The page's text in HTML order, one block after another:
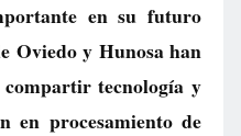
en su futuro
Oviedo y Hunosa han
tecnología y
en procesamiento de